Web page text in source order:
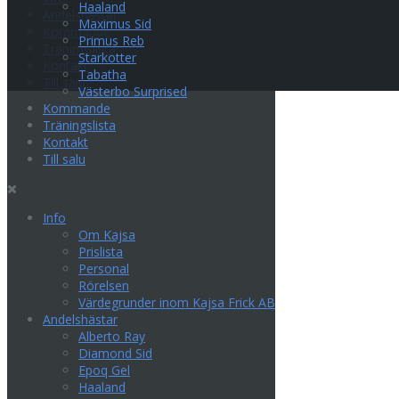
Haaland
Maximus Sid
Primus Reb
Starkotter
Tabatha
Västerbo Surprised
Kommande
Träningslista
Kontakt
Till salu
Info
Om Kajsa
Prislista
Personal
Rörelsen
Värdegrunder inom Kajsa Frick AB
Andelshästar
Alberto Ray
Diamond Sid
Epoq Gel
Haaland
Andelshästar
Kommande
Träningslista
Kontakt
Till salu